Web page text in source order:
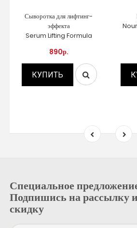
Сыворотка для лифтинг-
эффекта
Serum Lifting Formula
890р.
КУПИТЬ
Специальное
Подпишись на рассылку
скидку